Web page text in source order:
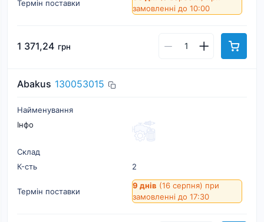
Термін поставки
замовленні до 10:00
1 371,24 грн
Abakus 130053015
Найменування
Інфо
Склад
К-cть
2
Термін поставки
9 днів (16 серпня) при
замовленні до 17:30